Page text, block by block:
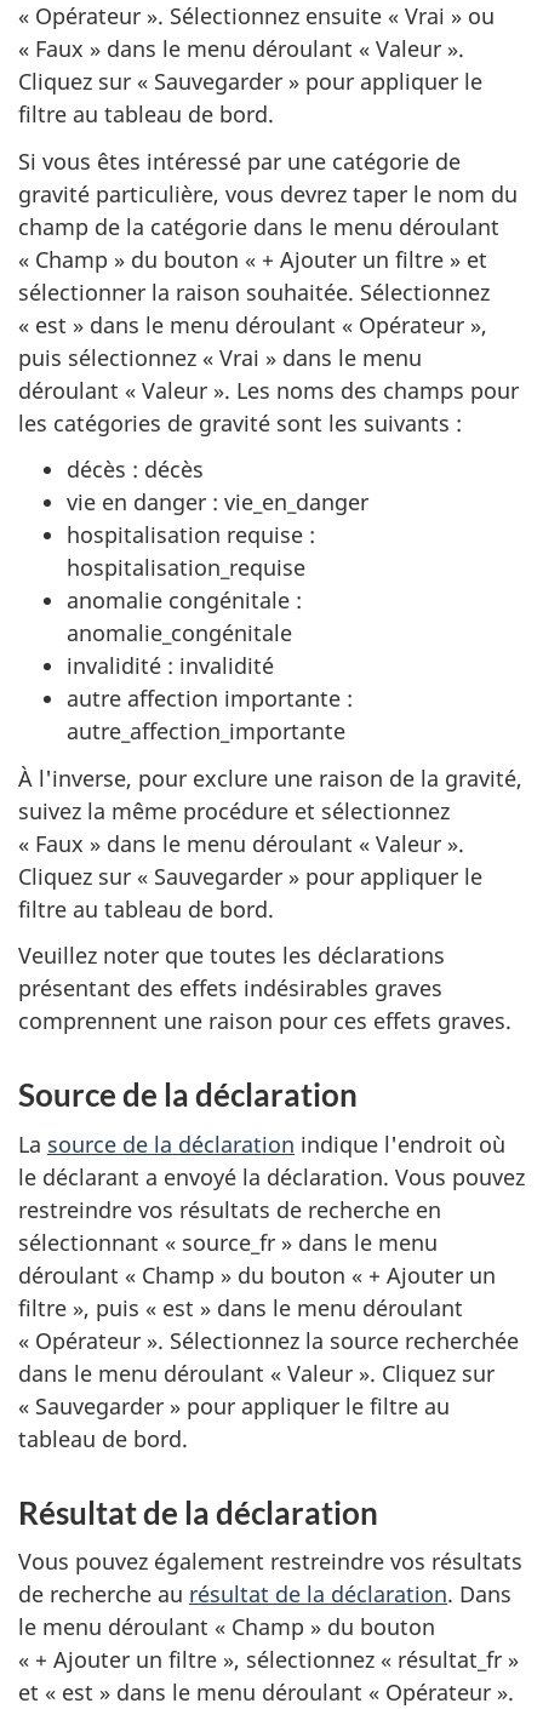
« Opérateur ». Sélectionnez ensuite « Vrai » ou
« Faux » dans le menu déroulant « Valeur ».
Cliquez sur « Sauvegarder » pour appliquer le
filtre au tableau de bord.
Si vous êtes intéressé par une catégorie de
gravité particulière, vous devrez taper le nom du
champ de la catégorie dans le menu déroulant
« Champ » du bouton « + Ajouter un filtre » et
sélectionner la raison souhaitée. Sélectionnez
« est » dans le menu déroulant « Opérateur »,
puis sélectionnez « Vrai » dans le menu
déroulant « Valeur ». Les noms des champs pour
les catégories de gravité sont les suivants :
décès : décès
vie en danger : vie_en_danger
hospitalisation requise :
hospitalisation_requise
anomalie congénitale :
anomalie_congénitale
invalidité : invalidité
autre affection importante :
autre_affection_importante
À l'inverse, pour exclure une raison de la gravité,
suivez la même procédure et sélectionnez
« Faux » dans le menu déroulant « Valeur ».
Cliquez sur « Sauvegarder » pour appliquer le
filtre au tableau de bord.
Veuillez noter que toutes les déclarations
présentant des effets indésirables graves
comprennent une raison pour ces effets graves.
Source de la déclaration
La source de la déclaration indique l'endroit où
le déclarant a envoyé la déclaration. Vous pouvez
restreindre vos résultats de recherche en
sélectionnant « source_fr » dans le menu
déroulant « Champ » du bouton « + Ajouter un
filtre », puis « est » dans le menu déroulant
« Opérateur ». Sélectionnez la source recherchée
dans le menu déroulant « Valeur ». Cliquez sur
« Sauvegarder » pour appliquer le filtre au
tableau de bord.
Résultat de la déclaration
Vous pouvez également restreindre vos résultats
de recherche au résultat de la déclaration. Dans
le menu déroulant « Champ » du bouton
« + Ajouter un filtre », sélectionnez « résultat_fr »
et « est » dans le menu déroulant « Opérateur ».